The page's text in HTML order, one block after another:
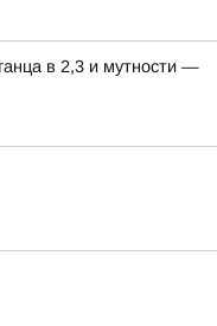
в 2,3 и мутности —